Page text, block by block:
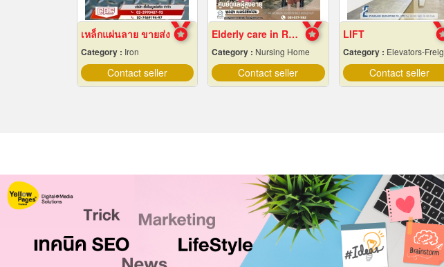
เหล็กแผ่นลาย ขายส่ง
Category : Iron
Contact seller
Elderly care in Rayong
Category : Nursing Home
Contact seller
LIFT
Category : Elevators-Freight & Passenger
Contact seller